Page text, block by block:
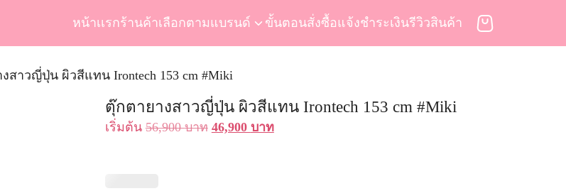
หน้าเเรกร้านค้าเลือกตามแบรนด์ ขั้นตอนสั่งซื้อแจ้งชำระเงินรีวิวสินค้า
สาวญี่ปุ่น ผิวสีแทน Irontech 153 cm #Miki
ตุ๊กตายางสาวญี่ปุ่น ผิวสีแทน Irontech 153 cm #Miki
เริ่มต้น 56,900บาท Original
46,900 บาทCurrent